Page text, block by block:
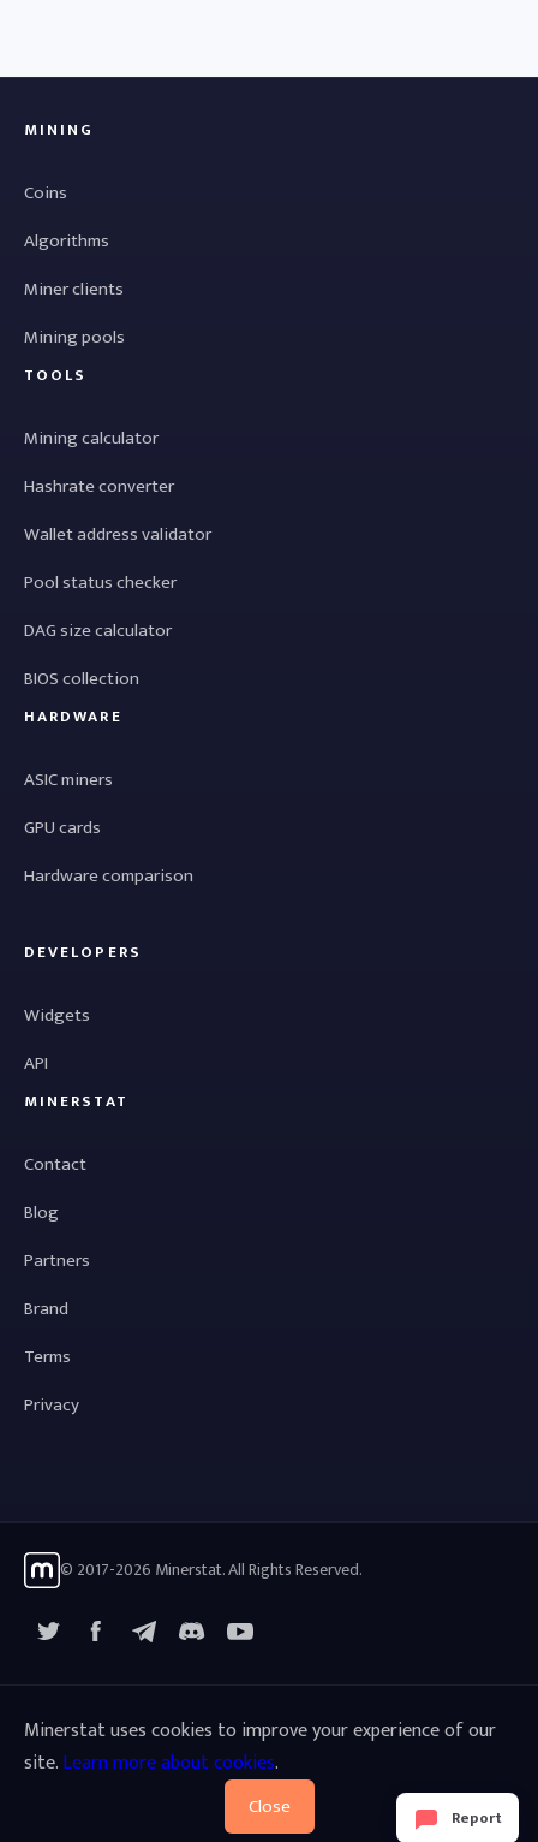
Report
MINING
Coins
Algorithms
Miner clients
Mining pools
TOOLS
Mining calculator
Hashrate converter
Wallet address validator
Pool status checker
DAG size calculator
BIOS collection
HARDWARE
ASIC miners
GPU cards
Hardware comparison
DEVELOPERS
Widgets
API
MINERSTAT
Contact
Blog
Partners
Brand
Terms
Privacy
© 2017-2026 Minerstat. All Rights Reserved.
FacebookTelegramYouTube
Minerstat uses cookies to improve your experience of our
site.Learn more about cookies.
Close